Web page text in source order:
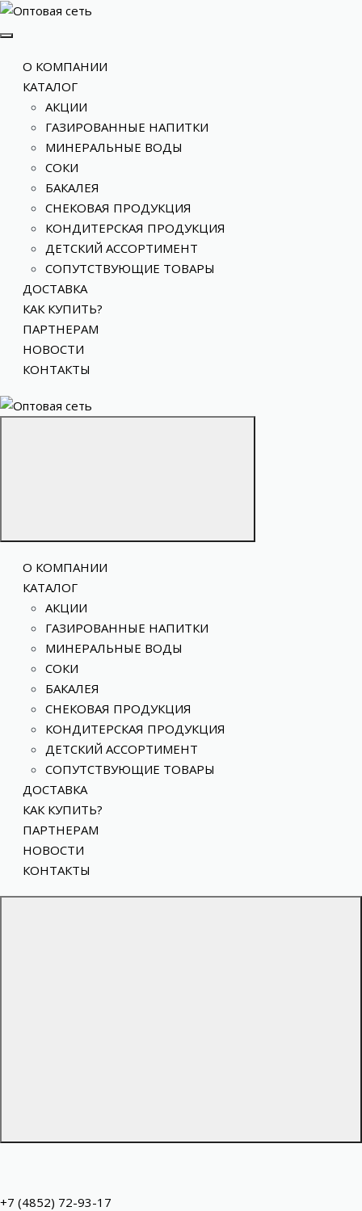
О КОМПАНИИ
КАТАЛОГ
АКЦИИ
ГАЗИРОВАННЫЕ НАПИТКИ
МИНЕРАЛЬНЫЕ ВОДЫ
СОКИ
БАКАЛЕЯ
СНЕКОВАЯ ПРОДУКЦИЯ
КОНДИТЕРСКАЯ ПРОДУКЦИЯ
ДЕТСКИЙ АССОРТИМЕНТ
СОПУТСТВУЮЩИЕ ТОВАРЫ
ДОСТАВКА
КАК КУПИТЬ?
ПАРТНЕРАМ
НОВОСТИ
КОНТАКТЫ
О КОМПАНИИ
КАТАЛОГ
АКЦИИ
ГАЗИРОВАННЫЕ НАПИТКИ
МИНЕРАЛЬНЫЕ ВОДЫ
СОКИ
БАКАЛЕЯ
СНЕКОВАЯ ПРОДУКЦИЯ
КОНДИТЕРСКАЯ ПРОДУКЦИЯ
ДЕТСКИЙ АССОРТИМЕНТ
СОПУТСТВУЮЩИЕ ТОВАРЫ
ДОСТАВКА
КАК КУПИТЬ?
ПАРТНЕРАМ
НОВОСТИ
КОНТАКТЫ
+7 (4852) 72-93-17